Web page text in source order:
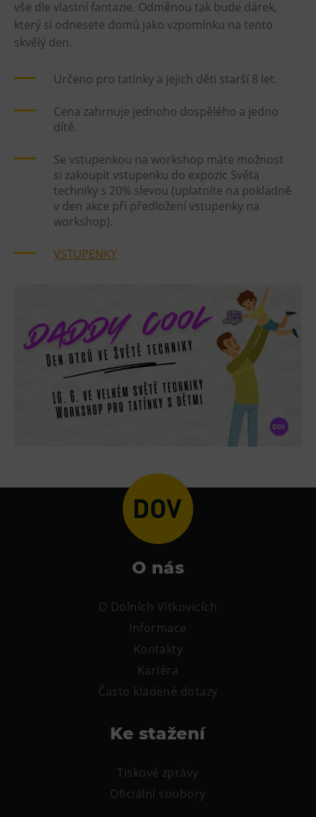
Heligonka
HopJump
Národní zemědělské muzeum
Fajna Dilna
FUTUREUM
Prohlídky
Dolní Vítkovice
Hornické muzeum
Občerstvení
L’Osteria
PECKA DOV
Restaurace VP ART
Bistropen
CØKAFE Dolní Vítkovice
Ubytování
Narozeninové oslavy
Tematické dárkové poukazy
vše dle vlastní fantazie. Odměnou tak bude dárek,
který si odnesete domů jako vzpomínku na tento
skvělý den.
Určeno pro tatínky a jejich děti starší 8 let.
Cena zahrnuje jednoho dospělého a jedno
dítě.
Se vstupenkou na workshop máte možnost
si zakoupit vstupenku do expozic Světa
techniky s 20% slevou (uplatníte na pokladně
v den akce při předložení vstupenky na
workshop).
VSTUPENKY
O nás
O Dolních Vítkovicích
Informace
Kontakty
Kariéra
Často kladené dotazy
Ke stažení
Tiskové zprávy
Oficiální soubory